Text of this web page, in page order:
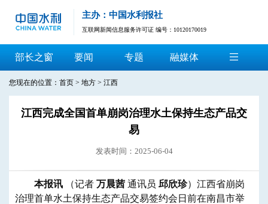
主办：中国水利报社
互联网新闻信息服务许可证 编号：10120170019
部长之窗 要闻 专题 融媒体
您现在的位置： 首页 > 地方 > 江西
江西完成全国首单崩岗治理水土保持生态产品交
易
发表时间：2025-06-04
本报讯 （记者 万晨茜 通讯员 邱欣珍）江西省崩岗
治理首单水土保持生态产品交易签约会日前在南昌市举